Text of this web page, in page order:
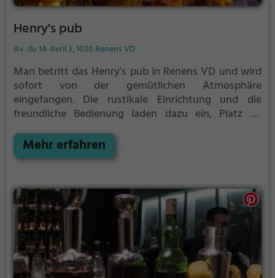
Henry's pub
Av. du 14-Avril 3, 1020 Renens VD
Man betritt das Henry's pub in Renens VD und wird
sofort von der gemütlichen Atmosphäre
eingefangen. Die rustikale Einrichtung und die
freundliche Bedienung laden dazu ein, Platz zu
Getränkeauswahl inspirieren zu lassen. Ob
Bierliebhaber, Wein-Enthusiast oder Cocktail-
werden leckere Speisen serviert, die perfekt mit den
Getränken harmonieren. Tauche ein in die Welt des
Henry's pub und genieße die entspannte Stimmung
bei einem Drink oder zwei.
Mehr erfahren